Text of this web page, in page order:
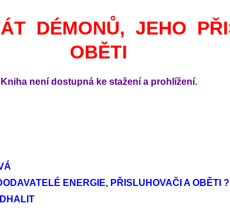
DÉMONŮ, JEHO
OBĚTI
Kniha není dostupná ke stažení a prohlížení.
ENERGIE, PŘISLUHOVAČI A OBĚTI ?